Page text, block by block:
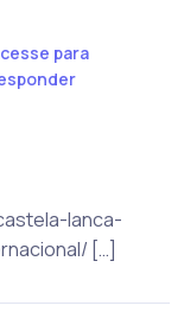
para
lanca-
[…]